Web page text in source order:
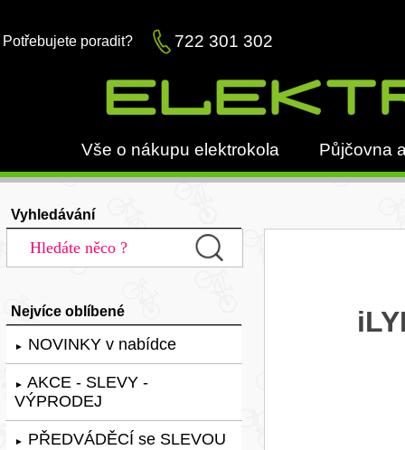
Potřebujete poradit? 722 301 302
Vše o nákupu elektrokola Půjčovna
Vyhledávání
Nejvíce oblíbené
► NOVINKY v nabídce
► AKCE - SLEVY -
VÝPRODEJ
► PŘEDVÁDĚCÍ se SLEVOU